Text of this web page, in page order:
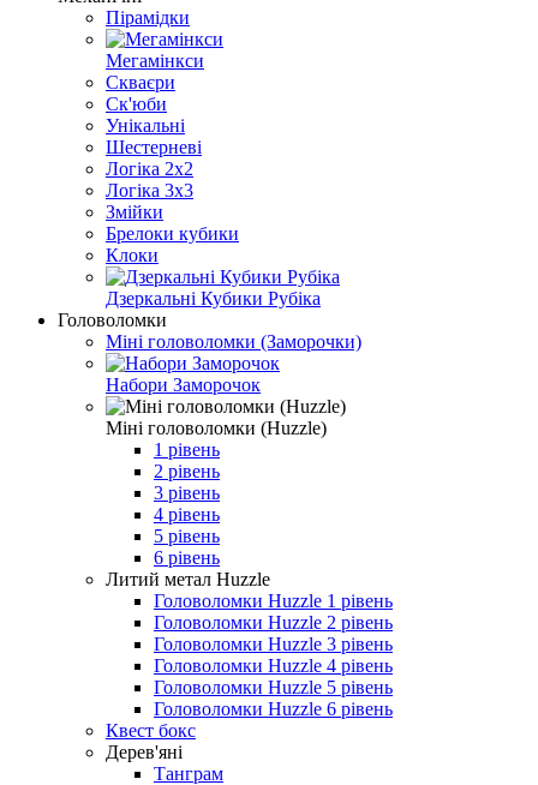
Пірамідки
Мегамінкси
Скваєри
Ск'юби
Унікальні
Шестерневі
Логіка 2x2
Логіка 3x3
Змійки
Брелоки кубики
Клоки
Дзеркальні Кубики Рубіка
Головоломки
Міні головоломки (Заморочки)
Набори Заморочок
Міні головоломки (Huzzle)
1 рівень
2 рівень
3 рівень
4 рівень
5 рівень
6 рівень
Литий метал Huzzle
Головоломки Huzzle 1 рівень
Головоломки Huzzle 2 рівень
Головоломки Huzzle 3 рівень
Головоломки Huzzle 4 рівень
Головоломки Huzzle 5 рівень
Головоломки Huzzle 6 рівень
Квест бокс
Дерев'яні
Танграм